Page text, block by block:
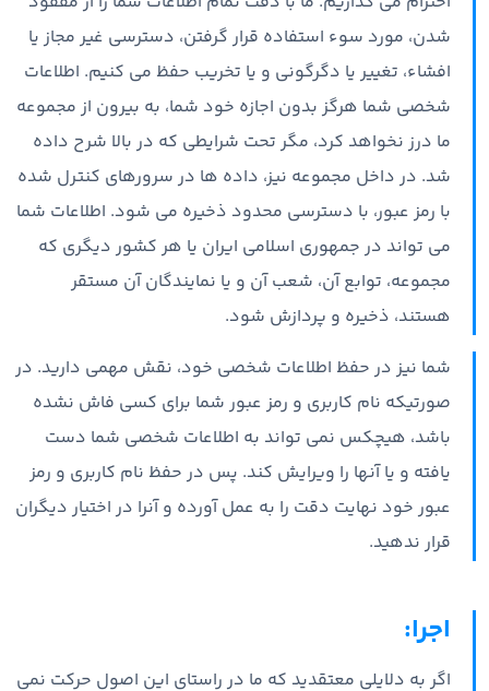
شدن، مورد سوء استفاده قرار گرفتن، دسترسی غیر مجاز یا
افشاء، تغییر یا دگرگونی و یا تخریب حفظ می کنیم. اطلاعات
شخصی شما هرگز بدون اجازه خود شما، به بیرون از مجموعه
ما درز نخواهد کرد، مگر تحت شرایطی که در بالا شرح داده
شد. در داخل مجموعه نیز، داده ها در سرورهای کنترل شده
با رمز عبور، با دسترسی محدود ذخیره می شود. اطلاعات شما
می تواند در جمهوری اسلامی ایران یا هر کشور دیگری که
مجموعه، توابع آن، شعب آن و یا نمایندگان آن مستقر
هستند، ذخیره و پردازش شود.
شما نیز در حفظ اطلاعات شخصی خود، نقش مهمی دارید. در
صورتیکه نام کاربری و رمز عبور شما برای کسی فاش نشده
باشد، هیچکس نمی تواند به اطلاعات شخصی شما دست
یافته و یا آنها را ویرایش کند. پس در حفظ نام کاربری و رمز
عبور خود نهایت دقت را به عمل آورده و آنرا در اختیار دیگران
قرار ندهید.
اجرا:
اگر به دلایلی معتقدید که ما در راستای این اصول حرکت نمی